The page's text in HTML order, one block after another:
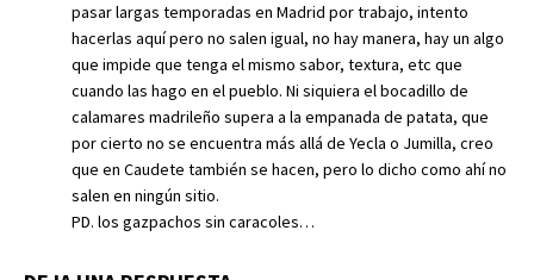
pasar largas temporadas en Madrid por trabajo, intento
hacerlas aquí pero no salen igual, no hay manera, hay un algo
que impide que tenga el mismo sabor, textura, etc que
cuando las hago en el pueblo. Ni siquiera el bocadillo de
calamares madrileño supera a la empanada de patata, que
por cierto no se encuentra más allá de Yecla o Jumilla, creo
que en Caudete también se hacen, pero lo dicho como ahí no
salen en ningún sitio.
PD. los gazpachos sin caracoles…